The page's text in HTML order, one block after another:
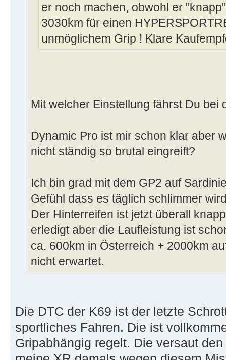
er noch machen, obwohl er
3030km für einen
unmöglichem Grip ! Klare
Mit welcher Einstellung fährst Du bei
Dynamic Pro ist mir schon klar aber
nicht ständig so brutal eingreift?
Ich bin grad mit dem GP2 auf
Gefühl dass es täglich schlimmer
Der Hinterreifen ist jetzt überall
erledigt aber die Laufleistung ist
ca. 600km in Österreich + 2000km
nicht erwartet.
Die DTC der K69 ist der letzte
sportliches Fahren. Die ist
Gripabhängig regelt. Die versaut